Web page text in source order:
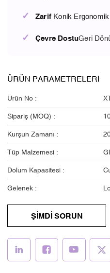
✓ Zarif Konik Ergonomik
✓ Çevre DostuGeri
ÜRÜN PARAMETRELERI
Ürün No :
Sipariş (MOQ) :
Kurşun Zamanı :
Tüp Malzemesi :
Dolum Kapasitesi :
Gelenek :
ŞİMDİ SORUN